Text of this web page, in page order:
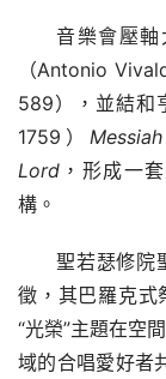
音樂會壓
（Antonio
589），並結和
1759）Messiah
Lord ，形成一
構。
聖若瑟修院
徵，其巴羅克式
“光榮”主題在空
域的合唱愛好者